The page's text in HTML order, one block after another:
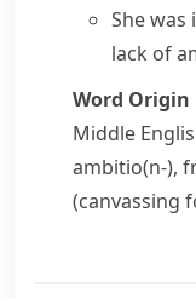
She
lack of
Word Origin
Middle
ambitio(n-),
(canvassing